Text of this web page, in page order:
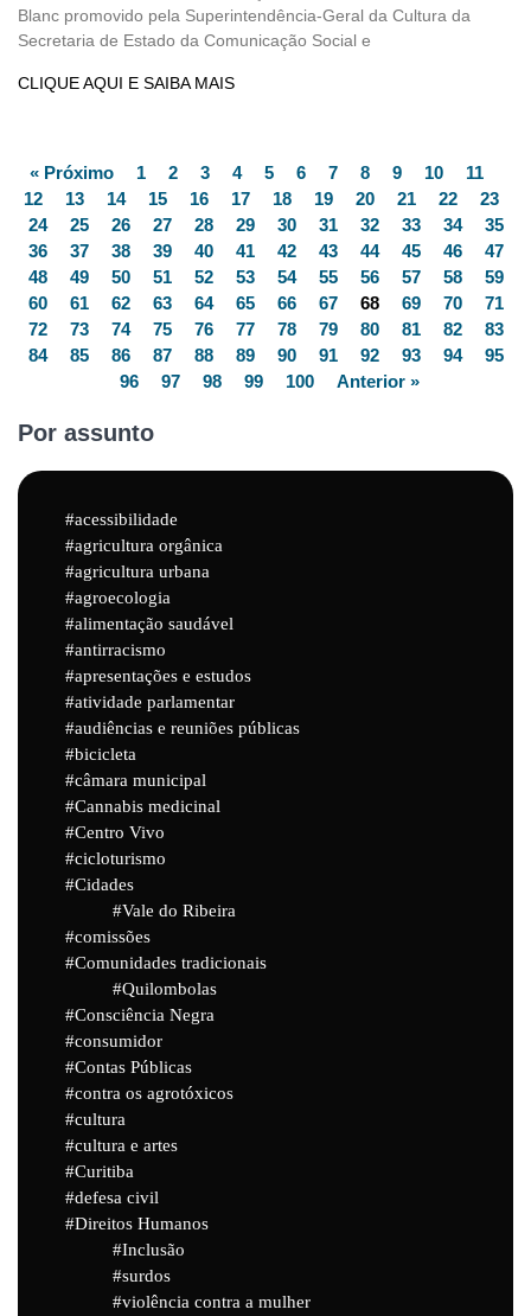
Blanc promovido pela Superintendência-Geral da Cultura da
Secretaria de Estado da Comunicação Social e
CLIQUE AQUI E SAIBA MAIS
« Próximo 1 2 3 4 5 6 7 8 9 10
11
12
13 14 15 16 17 18 19 20 21 22
23
24
25 26 27 28 29 30 31 32 33 34
35
36
37 38 39 40 41 42 43 44 45 46
47
48
49 50 51 52 53 54 55 56 57 58
59
60
61 62 63 64 65 66 67 68 69 70
71
72
73 74 75 76 77 78 79 80 81 82
83
84
85 86 87 88 89 90 91 92 93 94
95
96
97 98 99 100 Anterior »
Por assunto
acessibilidade
agricultura orgânica
agricultura urbana
agroecologia
alimentação saudável
antirracismo
apresentações e estudos
atividade parlamentar
audiências e reuniões públicas
bicicleta
câmara municipal
Cannabis medicinal
Centro Vivo
cicloturismo
Cidades
Vale do Ribeira
comissões
Comunidades tradicionais
Quilombolas
Consciência Negra
consumidor
Contas Públicas
contra os agrotóxicos
cultura
cultura e artes
Curitiba
defesa civil
Direitos Humanos
Inclusão
surdos
violência contra a mulher